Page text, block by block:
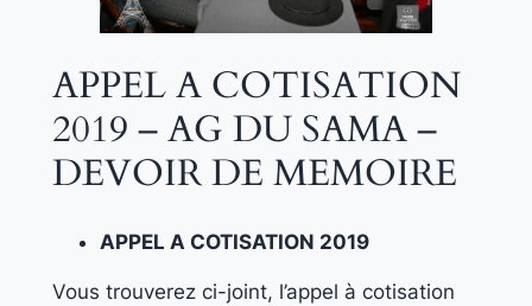
APPEL A COTISATION
2019 – AG DU SAMA –
DEVOIR DE MEMOIRE
APPEL A COTISATION 2019
Vous trouverez ci-joint, l’appel à cotisation